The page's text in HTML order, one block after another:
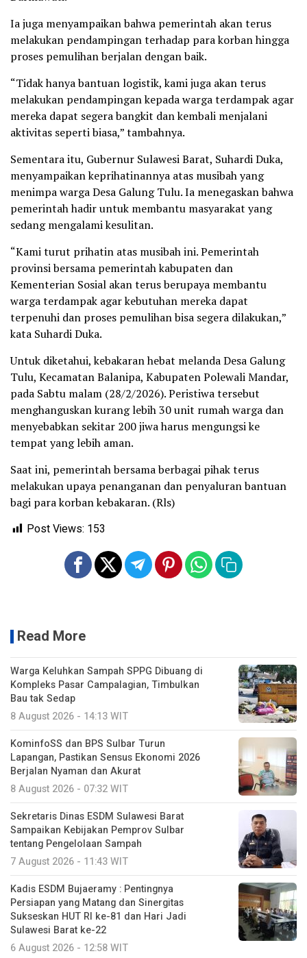
Ia juga menyampaikan bahwa pemerintah akan terus
melakukan pendampingan terhadap para korban hingga
proses pemulihan berjalan dengan baik.
“Tidak hanya bantuan logistik, kami juga akan terus
melakukan pendampingan kepada warga terdampak agar
mereka dapat segera bangkit dan kembali menjalani
aktivitas seperti biasa,” tambahnya.
Sementara itu, Gubernur Sulawesi Barat, Suhardi Duka,
menyampaikan keprihatinannya atas musibah yang
menimpa warga Desa Galung Tulu. Ia menegaskan bahwa
pemerintah hadir untuk membantu masyarakat yang
sedang mengalami kesulitan.
“Kami turut prihatin atas musibah ini. Pemerintah
provinsi bersama pemerintah kabupaten dan
Kementerian Sosial akan terus berupaya membantu
warga terdampak agar kebutuhan mereka dapat
terpenuhi dan proses pemulihan bisa segera dilakukan,”
kata Suhardi Duka.
Untuk diketahui, kebakaran hebat melanda Desa Galung
Tulu, Kecamatan Balanipa, Kabupaten Polewali Mandar,
pada Sabtu malam (28/2/2026). Peristiwa tersebut
menghanguskan kurang lebih 30 unit rumah warga dan
menyebabkan sekitar 200 jiwa harus mengungsi ke
tempat yang lebih aman.
Saat ini, pemerintah bersama berbagai pihak terus
melakukan upaya penanganan dan penyaluran bantuan
bagi para korban kebakaran. (Rls)
Post Views: 153
Read More
Warga Keluhkan Sampah SPPG Dibuang di
Kompleks Pasar Campalagian, Timbulkan
Bau tak Sedap
8 August 2026 - 14:13 WIT
KominfoSS dan BPS Sulbar Turun
Lapangan, Pastikan Sensus Ekonomi 2026
Berjalan Nyaman dan Akurat
8 August 2026 - 07:32 WIT
Sekretaris Dinas ESDM Sulawesi Barat
Sampaikan Kebijakan Pemprov Sulbar
tentang Pengelolaan Sampah
7 August 2026 - 11:43 WIT
Kadis ESDM Bujaeramy : Pentingnya
Persiapan yang Matang dan Sinergitas
Sukseskan HUT RI ke-81 dan Hari Jadi
Sulawesi Barat ke-22
6 August 2026 - 12:58 WIT